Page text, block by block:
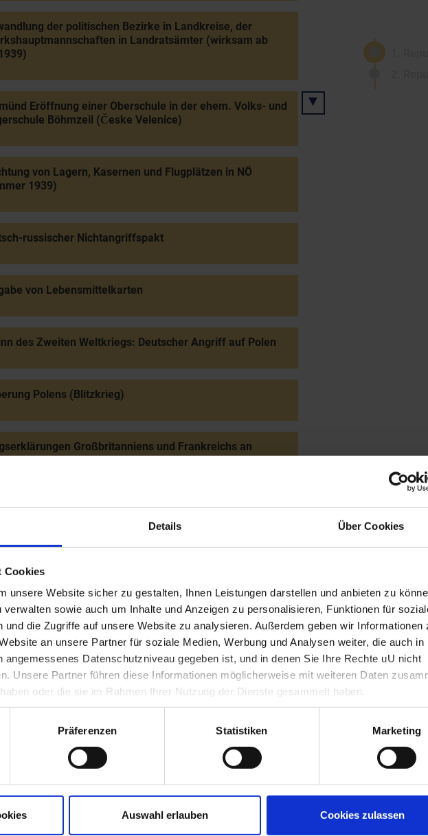
Details Über Cookies
Cookies
unsere Website sicher zu gestalten, Ihnen Leistungen darstellen und anbieten zu
verwalten sowie auch um Inhalte und Anzeigen zu personalisieren, Funktionen für
und die Zugriffe auf unsere Website zu analysieren. Außerdem geben wir Informationen
an unsere Partner für soziale Medien, Werbung und Analysen weiter, die auch in
angemessenes Datenschutzniveau gegeben ist, und in denen Sie Ihre Rechte uU nicht
Unsere Partner führen diese Informationen möglicherweise mit weiteren Daten
oder die sie im Rahmen Ihrer Nutzung der Dienste gesammelt haben.
Präferenzen Statistiken Marketing
Auswahl erlauben Cookies zulassen
der politischen Bezirke in Landkreise, der
in Landratsämter (wirksam ab
Eröffnung einer Oberschule in der ehem. Volks- und
Böhmzeil (Česke Velenice)
von Lagern, Kasernen und Flugplätzen in NÖ
1939)
russischer Nichtangriffspakt
von Lebensmittelkarten
des Zweiten Weltkriegs: Deutscher Angriff auf Polen
Polens (Blitzkrieg)
Großbritanniens und Frankreichs an
bei St. Valentin
um England: Niederlage der deutschen Luftwaffe
zw. Deutschland, Italien und Japan
der Widerstandsgruppe bei der Reichsbahn in St.
der USA nach dem japanischen Angriff auf Pearl
(7. 12.): Kriegserklärungen der USA und
an Japan